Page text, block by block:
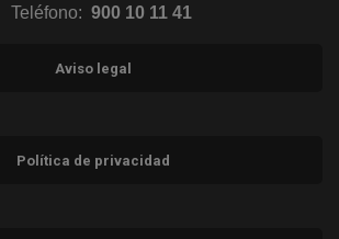
Teléfono: 900 10 11 41
Aviso legal
Política de privacidad